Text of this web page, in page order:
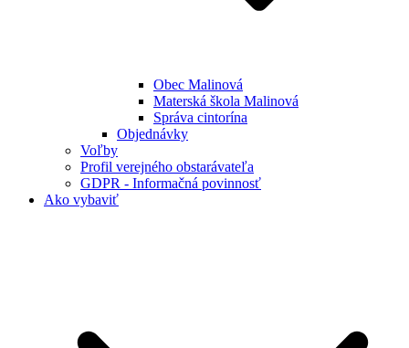
Obec Malinová
Materská škola Malinová
Správa cintorína
Objednávky
Voľby
Profil verejného obstarávateľa
GDPR - Informačná povinnosť
Ako vybaviť